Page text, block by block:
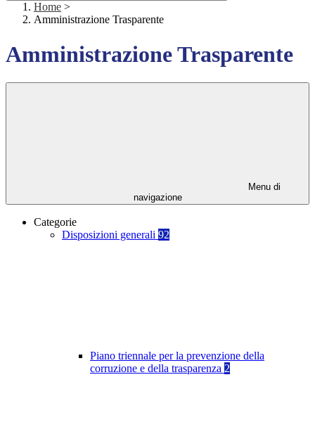
Home >
Amministrazione Trasparente
Amministrazione Trasparente
Menu di
navigazione
Categorie
Disposizioni generali 92
Piano triennale per la prevenzione della
corruzione e della trasparenza 2